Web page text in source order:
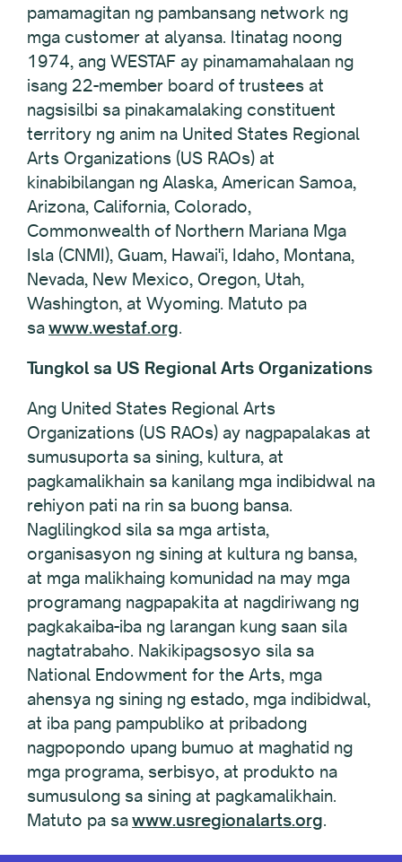
pamamagitan ng pambansang network ng
mga customer at alyansa. Itinatag noong
1974, ang WESTAF ay pinamamahalaan ng
isang 22-member board of trustees at
nagsisilbi sa pinakamalaking constituent
territory ng anim na United States Regional
Arts Organizations (US RAOs) at
kinabibilangan ng Alaska, American Samoa,
Arizona, California, Colorado,
Commonwealth of Northern Mariana Mga
Isla (CNMI), Guam, Hawai'i, Idaho, Montana,
Nevada, New Mexico, Oregon, Utah,
Washington, at Wyoming. Matuto pa
sawww.westaf.org.
Tungkol sa US Regional Arts Organizations
Ang United States Regional Arts
Organizations (US RAOs) ay nagpapalakas at
sumusuporta sa sining, kultura, at
pagkamalikhain sa kanilang mga indibidwal na
rehiyon pati na rin sa buong bansa.
Naglilingkod sila sa mga artista,
organisasyon ng sining at kultura ng bansa,
at mga malikhaing komunidad na may mga
programang nagpapakita at nagdiriwang ng
pagkakaiba-iba ng larangan kung saan sila
nagtatrabaho. Nakikipagsosyo sila sa
National Endowment for the Arts, mga
ahensya ng sining ng estado, mga indibidwal,
at iba pang pampubliko at pribadong
nagpopondo upang bumuo at maghatid ng
mga programa, serbisyo, at produkto na
sumusulong sa sining at pagkamalikhain.
Matuto pa sawww.usregionalarts.org.